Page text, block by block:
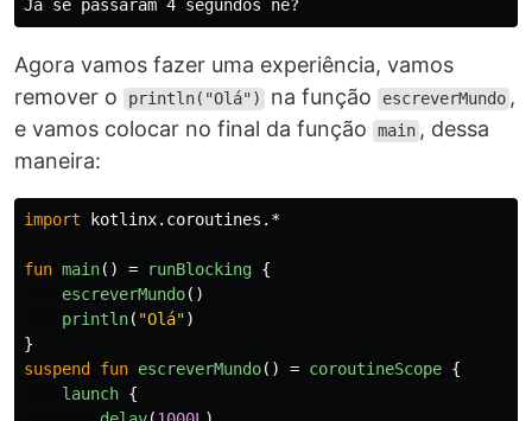
Agora vamos fazer uma experiência, vamos
remover o
println("Olá") na função escreverMundo ,
e vamos colocar no final da função
main , dessa
maneira:
import kotlinx.coroutines.*
fun main() = runBlocking {
escreverMundo()
println( "Olá")
}
suspend
fun escreverMundo() = coroutineScope {
launch {